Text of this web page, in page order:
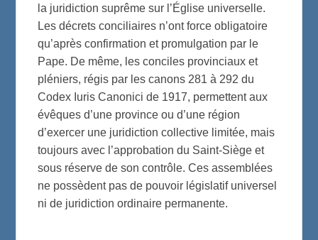
la juridiction suprême sur l’Église universelle.
Les décrets conciliaires n’ont force obligatoire
qu’après confirmation et promulgation par le
Pape. De même, les conciles provinciaux et
pléniers, régis par les canons 281 à 292 du
Codex Iuris Canonici de 1917, permettent aux
évêques d’une province ou d’une région
d’exercer une juridiction collective limitée, mais
toujours avec l’approbation du Saint-Siège et
sous réserve de son contrôle. Ces assemblées
ne possèdent pas de pouvoir législatif universel
ni de juridiction ordinaire permanente.